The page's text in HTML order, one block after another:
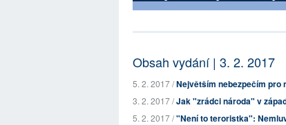
Obsah vydání | 3. 2. 2017
5. 2. 2017 /Největším nebezpečím pro
3. 2. 2017 /Jak "zrádci národa" v
5. 2. 2017 /"Není to teroristka":